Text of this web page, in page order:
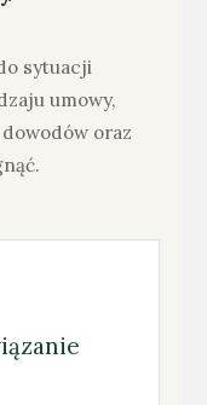
sytuacji
umowy,
oraz